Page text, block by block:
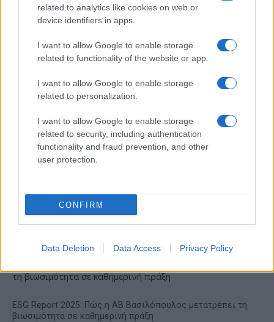
related to analytics like cookies on web or
device identifiers in apps.
I want to allow Google to enable storage
related to functionality of the website or app.
I want to allow Google to enable storage
related to personalization.
I want to allow Google to enable storage
related to security, including authentication
functionality and fraud prevention, and other
user protection.
CONFIRM
Data Deletion Data Access Privacy Policy
Η συμφωνία Arval-Athlon αναδιαμορφώνει την αγορά leasing
VW: Η δύσκολη εξίσωση
18η συνεχόμενη χρονιά για
τον ΟΤΕ στη διεθνή σειρά
δεικτών FTSE4Good
Alpha Bank: Για πρώτη φορά το Αρχαίο Θέατρο Επιδαύρου
άνοιξε τις πύλες του σε όλους
ESG Report 2025: Πώς η ΑΒ Βασιλόπουλος μετατρέπει τη
βιωσιμότητα σε καθημερινή πράξη